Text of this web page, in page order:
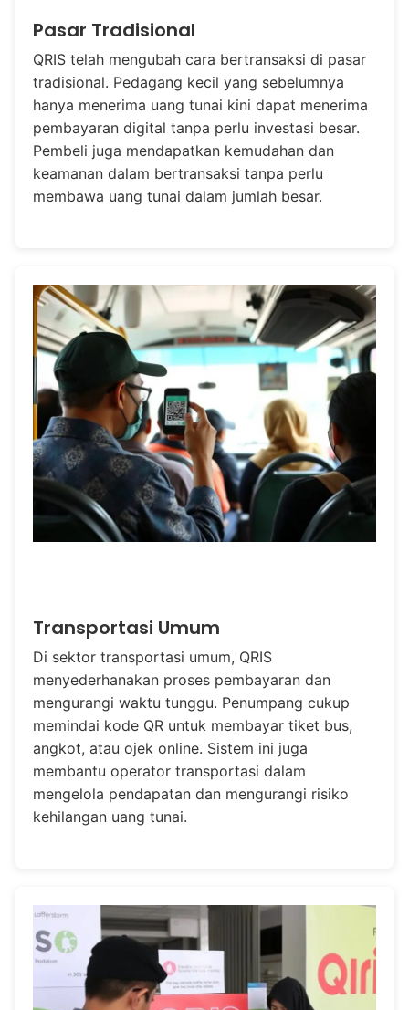
Pasar Tradisional
QRIS telah mengubah cara bertransaksi di pasar
tradisional. Pedagang kecil yang sebelumnya
hanya menerima uang tunai kini dapat menerima
pembayaran digital tanpa perlu investasi besar.
Pembeli juga mendapatkan kemudahan dan
keamanan dalam bertransaksi tanpa perlu
membawa uang tunai dalam jumlah besar.
Transportasi Umum
Di sektor transportasi umum, QRIS
menyederhanakan proses pembayaran dan
mengurangi waktu tunggu. Penumpang cukup
memindai kode QR untuk membayar tiket bus,
angkot, atau ojek online. Sistem ini juga
membantu operator transportasi dalam
mengelola pendapatan dan mengurangi risiko
kehilangan uang tunai.